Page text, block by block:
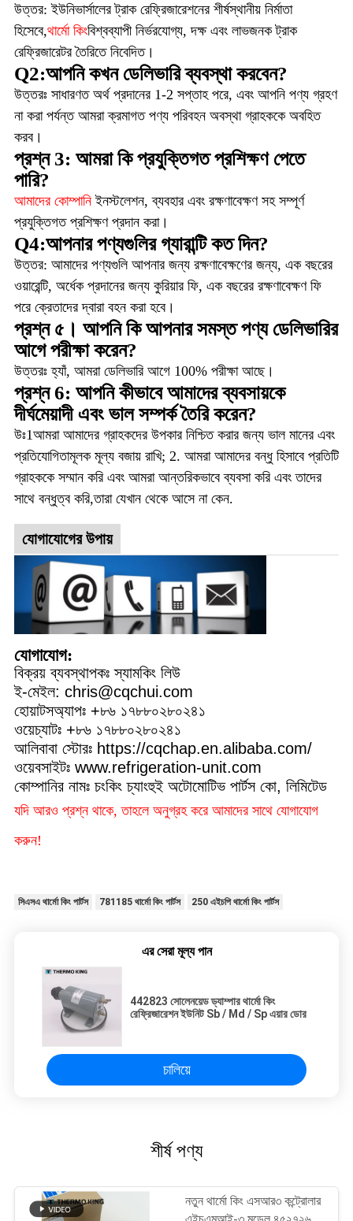
উত্তর: ইউনিভার্সালের ট্রাক রেফ্রিজারেশনের শীর্ষস্থানীয় নির্মাতা
হিসেবে,থার্মো কিংবিশ্বব্যাপী নির্ভরযোগ্য, দক্ষ এবং লাভজনক ট্রাক
রেফ্রিজারেটর তৈরিতে নিবেদিত।
Q2:আপনি কখন ডেলিভারি ব্যবস্থা করবেন?
উত্তরঃ সাধারণত অর্থ প্রদানের 1-2 সপ্তাহ পরে, এবং আপনি পণ্য গ্রহণ
না করা পর্যন্ত আমরা ক্রমাগত পণ্য পরিবহন অবস্থা গ্রাহককে অবহিত
করব।
প্রশ্ন 3: আমরা কি প্রযুক্তিগত প্রশিক্ষণ পেতে
পারি?
আমাদের কোম্পানি ইনস্টলেশন, ব্যবহার এবং রক্ষণাবেক্ষণ সহ সম্পূর্ণ
প্রযুক্তিগত প্রশিক্ষণ প্রদান করা।
Q4:আপনার পণ্যগুলির গ্যারান্টি কত দিন?
উত্তর: আমাদের পণ্যগুলি আপনার জন্য রক্ষণাবেক্ষণের জন্য, এক বছরের
ওয়ারেন্টি, অর্ধেক প্রদানের জন্য কুরিয়ার ফি, এক বছরের রক্ষণাবেক্ষণ ফি
পরে ক্রেতাদের দ্বারা বহন করা হবে।
প্রশ্ন ৫। আপনি কি আপনার সমস্ত পণ্য ডেলিভারির
আগে পরীক্ষা করেন?
উত্তরঃ হ্যাঁ, আমরা ডেলিভারি আগে 100% পরীক্ষা আছে।
প্রশ্ন 6: আপনি কীভাবে আমাদের ব্যবসায়কে
দীর্ঘমেয়াদী এবং ভাল সম্পর্ক তৈরি করেন?
উঃ1আমরা আমাদের গ্রাহকদের উপকার নিশ্চিত করার জন্য ভাল মানের এবং
প্রতিযোগিতামূলক মূল্য বজায় রাখি; 2. আমরা আমাদের বন্ধু হিসাবে প্রতিটি
গ্রাহককে সম্মান করি এবং আমরা আন্তরিকভাবে ব্যবসা করি এবং তাদের
সাথে বন্ধুত্ব করি,তারা যেখান থেকে আসে না কেন.
যোগাযোগের উপায়
যোগাযোগ:
বিক্রয় ব্যবস্থাপকঃ স্যামকিং লিউ
ই-মেইল: chris@cqchui.com
হোয়াটসঅ্যাপঃ +৮৬ ১৭৮৮০২৮০২৪১
ওয়েচ্যাটঃ +৮৬ ১৭৮৮০২৮০২৪১
আলিবাবা স্টোরঃ https://cqchap.en.alibaba.com/
ওয়েবসাইটঃ www.refrigeration-unit.com
কোম্পানির নামঃ চংকিং চ্যাংহুই অটোমোটিভ পার্টস কো, লিমিটেড
যদি আরও প্রশ্ন থাকে, তাহলে অনুগ্রহ করে আমাদের সাথে যোগাযোগ
করুন!
সিএসএ থার্মো কিং পার্টস 781185 থার্মো কিং পার্টস 250 এইচপি থার্মো কিং পার্টস
এর সেরা মূল্য পান
442823 সোলেনয়েড ড্যাম্পার থার্মো কিং
রেফ্রিজারেশন ইউনিট Sb / Md / Sp এয়ার ডোর
চালিয়ে
শীর্ষ পণ্য
নতুন থার্মো কিং এসআর৩ কন্ট্রোলার